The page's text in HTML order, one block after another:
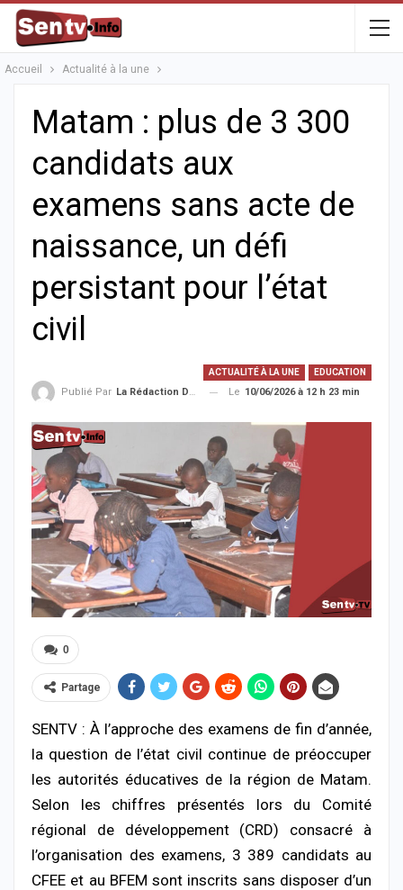
Accueil Actualité à la une
Matam : plus de 3 300
candidats aux
examens sans acte de
naissance, un défi
persistant pour l’état
civil
ACTUALITÉ À LA UNE EDUCATION
Publié Par La Rédaction De La SenTV.info Le 10/06/2026 à 12 h 23 min
0
Partage
SENTV : À l’approche des examens de fin d’année,
la question de l’état civil continue de préoccuper
les autorités éducatives de la région de Matam.
Selon les chiffres présentés lors du Comité
régional de développement (CRD) consacré à
l’organisation des examens, 3 389 candidats au
CFEE et au BFEM sont inscrits sans disposer d’un